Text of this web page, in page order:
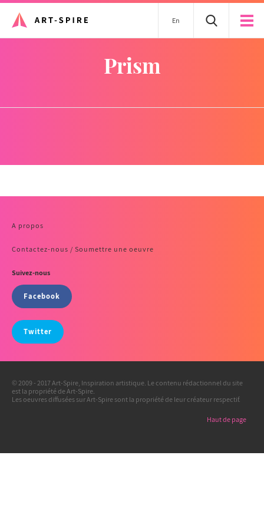
En
prism
A propos
Contactez-nous / Soumettre une oeuvre
Suivez-nous
Facebook
Twitter
© 2009 - 2017 Art-Spire, Inspiration artistique. Le contenu rédactionnel du site
est la propriété de Art-Spire.
Les oeuvres diffusées sur Art-Spire sont la propriété de leur créateur respectif.
Haut de page